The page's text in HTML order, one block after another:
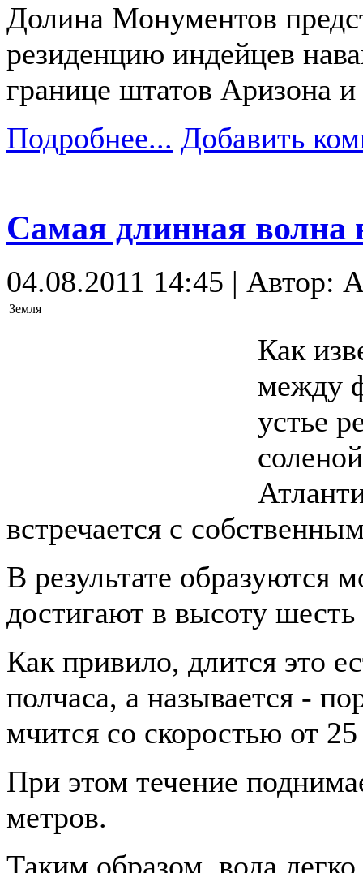
Долина Монументов
резиденцию индейцев
границе штатов Аризона
Подробнее... Добавить
Самая длинная волна
04.08.2011 14:45 | Автор:
Земля
Как
между
устье
встречается с
В результате образуются
достигают в высоту
Как привило, длится это
полчаса, а называется -
мчится со скоростью от
При этом течение
метров.
Таким образом, вода